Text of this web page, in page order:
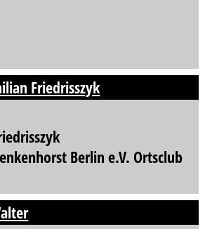
Friedrisszyk
Berlin e.V. Ortsclub